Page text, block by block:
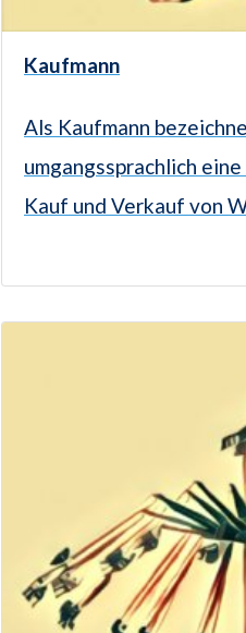
Kaufmann
Als Kaufmann
umgangssprachlich
Kauf und Verkauf von